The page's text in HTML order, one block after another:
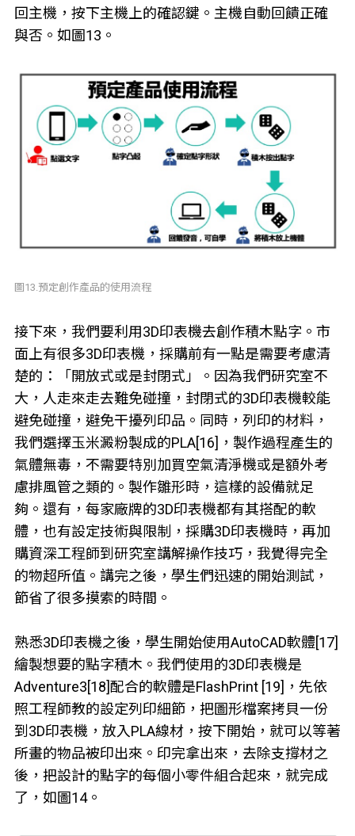
回主機，按下主機上的確認鍵。主機自動回饋正確
與否。如圖13。
圖13.預定創作產品的使用流程
接下來，我們要利用3D印表機去創作積木點字。市
面上有很多3D印表機，採購前有一點是需要考慮清
楚的：「開放式或是封閉式」。因為我們研究室不
大，人走來走去難免碰撞，封閉式的3D印表機較能
避免碰撞，避免干擾列印品。同時，列印的材料，
我們選擇玉米澱粉製成的PLA[16]，製作過程產生的
氣體無毒，不需要特別加買空氣清淨機或是額外考
慮排風管之類的。製作雛形時，這樣的設備就足
夠。還有，每家廠牌的3D印表機都有其搭配的軟
體，也有設定技術與限制，採購3D印表機時，再加
購資深工程師到研究室講解操作技巧，我覺得完全
的物超所值。講完之後，學生們迅速的開始測試，
節省了很多摸索的時間。
熟悉3D印表機之後，學生開始使用AutoCAD軟體[17]
繪製想要的點字積木。我們使用的3D印表機是
Adventure3[18]配合的軟體是FlashPrint [19]，先依
照工程師教的設定列印細節，把圖形檔案拷貝一份
到3D印表機，放入PLA線材，按下開始，就可以等著
所畫的物品被印出來。印完拿出來，去除支撐材之
後，把設計的點字的每個小零件組合起來，就完成
了，如圖14。